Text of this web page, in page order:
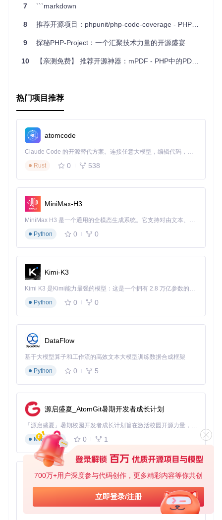
700万+用户深度参与代码创作，更多精彩内容等你共创
立即登录/注册
服务的API接入。
总体而言，PHPQA是一个高效、灵活且易于集成的PHP代码
质量保证解决方案，无论是小型项目还是大型项目，都能从中
受益。如果你尚未尝试过这个工具，现在是时候将其纳入你的
开发工具箱了。立即
，体验更智能、更高效的PHP开发
吧！
7 ```markdown
8 推荐开源项目：phpunit/php-code-coverage - PHP代码覆盖率神器
9 探秘PHP-Project：一个汇聚技术力量的开源盛宴
10 【亲测免费】 推荐开源神器：mPDF - PHP中的PDF生成库
热门项目推荐
atomcode
Claude Code 的开源替代方案。连接任意大模型，编辑代码，运行命令，自动验证 — 全自动执行。用 Rust 构建，极致性能。 ｜ An open-source alternative to Claude Code. Connect any LLM, edit code, run commands, and verify changes — autonomously. Built in Rust for speed. Get Started
Rust
0 538
MiniMax-H3
MiniMax H3 是一个通用的全模态生成系统。它支持对由文本、图像、视频和音频组成的多模态上下文进行统一理解，并能生成分辨率高达 2K、时长可达 15 秒的带原生立体声音频的视频。得益于面向任务泛化的系统设计，H3 在预训练阶段就已具备广泛的多模态上下文理解与生成能力，能够出色地执行复杂的多模态指令。
Python
0 0
Kimi-K3
Kimi K3 是Kimi能力最强的模型：这是一个拥有 2.8 万亿参数的混合专家（MoE）模型，具备原生视觉理解能力，并支持 100 万 token 的上下文窗口。
Python
0 0
DataFlow
基于大模型算子和工作流的高效文本大模型训练数据合成框架
Python
0 5
源启盛夏_AtomGit暑期开发者成长计划
「源启盛夏」暑期校园开发者成长计划旨在激活校园开源力量，通过积分激励、认证扶持、资源倾斜等形式，引导高校组织和开发者完成「入驻 — 建项目 — 做贡献 — 获认证 — 得资源」的完整闭环。无论你是想带领社团入驻平台的组织者，还是希望用代码贡献证明自己的开发者，都能在这里找到属于你的成长路径。
Markdown
0 1
py-xiaozhi
基于Python的Xiaozhi AI，适用于想要完整Xiaozhi体验而无需拥有专用硬件的用户。
Python
0 1